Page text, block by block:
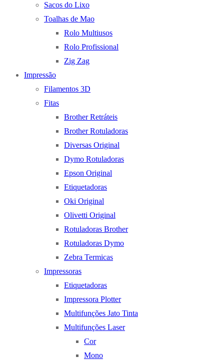
Sacos do Lixo
Toalhas de Mao
Rolo Multiusos
Rolo Profissional
Zig Zag
Impressão
Filamentos 3D
Fitas
Brother Retráteis
Brother Rotuladoras
Diversas Original
Dymo Rotuladoras
Epson Original
Etiquetadoras
Oki Original
Olivetti Original
Rotuladoras Brother
Rotuladoras Dymo
Zebra Termicas
Impressoras
Etiquetadoras
Impressora Plotter
Multifunções Jato Tinta
Multifunções Laser
Cor
Mono